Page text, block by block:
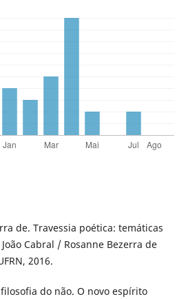
de. Travessia poética: temáticas
Cabral / Rosanne Bezerra de
2016.
filosofia do não. O novo espírito